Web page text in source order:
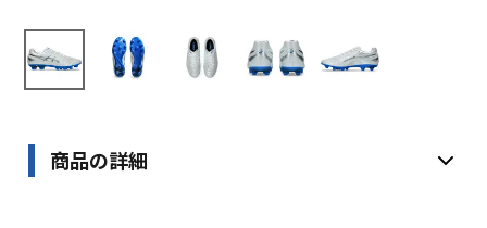
商品の詳細